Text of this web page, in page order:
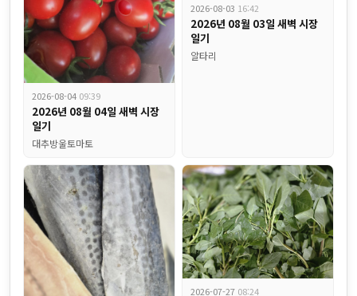
식자재 전쟁에서 살아남는 법! 부산 식당 사장님들의 비밀병기 "비
2026-08-04 09:39
2026년 08월 04일 새벽 시장
일기
대추방울토마토
2026-08-03 16:42
2026년 08월 03일 새벽 시장
일기
알타리
2026-07-27 08:24